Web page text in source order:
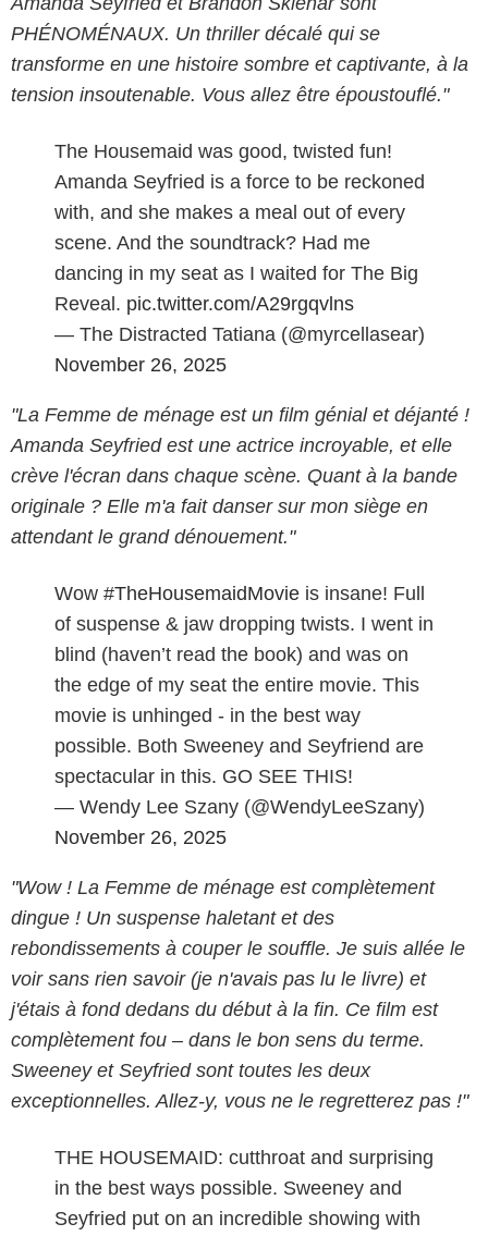
PHÉNOMÉNAUX. Un thriller décalé qui se
transforme en une histoire sombre et captivante, à la
tension insoutenable. Vous allez être époustouflé."
The Housemaid was good, twisted fun!
Amanda Seyfried is a force to be reckoned
with, and she makes a meal out of every
scene. And the soundtrack? Had me
dancing in my seat as I waited for The Big
Reveal. pic.twitter.com/A29rgqvlns
— The Distracted Tatiana (@myrcellasear)
November 26, 2025
"La Femme de ménage est un film génial et déjanté !
Amanda Seyfried est une actrice incroyable, et elle
crève l'écran dans chaque scène. Quant à la bande
originale ? Elle m'a fait danser sur mon siège en
attendant le grand dénouement."
Wow #TheHousemaidMovie is insane! Full
of suspense & jaw dropping twists. I went in
blind (haven’t read the book) and was on
the edge of my seat the entire movie. This
movie is unhinged - in the best way
possible. Both Sweeney and Seyfriend are
spectacular in this. GO SEE THIS!
— Wendy Lee Szany (@WendyLeeSzany)
November 26, 2025
"Wow ! La Femme de ménage est complètement
dingue ! Un suspense haletant et des
rebondissements à couper le souffle. Je suis allée le
voir sans rien savoir (je n'avais pas lu le livre) et
j'étais à fond dedans du début à la fin. Ce film est
complètement fou – dans le bon sens du terme.
Sweeney et Seyfried sont toutes les deux
exceptionnelles. Allez-y, vous ne le regretterez pas !"
THE HOUSEMAID: cutthroat and surprising
in the best ways possible. Sweeney and
Seyfried put on an incredible showing with